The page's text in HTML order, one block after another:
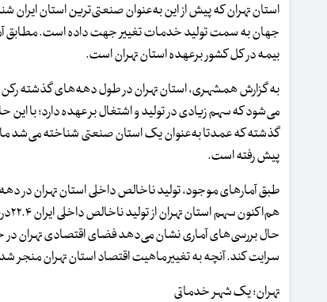
استان تهران که پیش از این به‌عنوان صنعتی‌ترین استان
بیمه در کل کشور برعهده استان تهران است.
می‌شود که سهم زیادی در تولید و اشتغال بر عهده دارد؛ با
گذشته که عمدتا به‌عنوان یک استان صنعتی شناخته می‌شد
پیش رفته است.
حال بررسی‌های آماری نشان می‌دهد فضای اقتصادی تهران در
سرایت کند. آنچه به تغییر ماهیت اقتصاد استان تهران منجر
تهران؛ یک شهر خدماتی